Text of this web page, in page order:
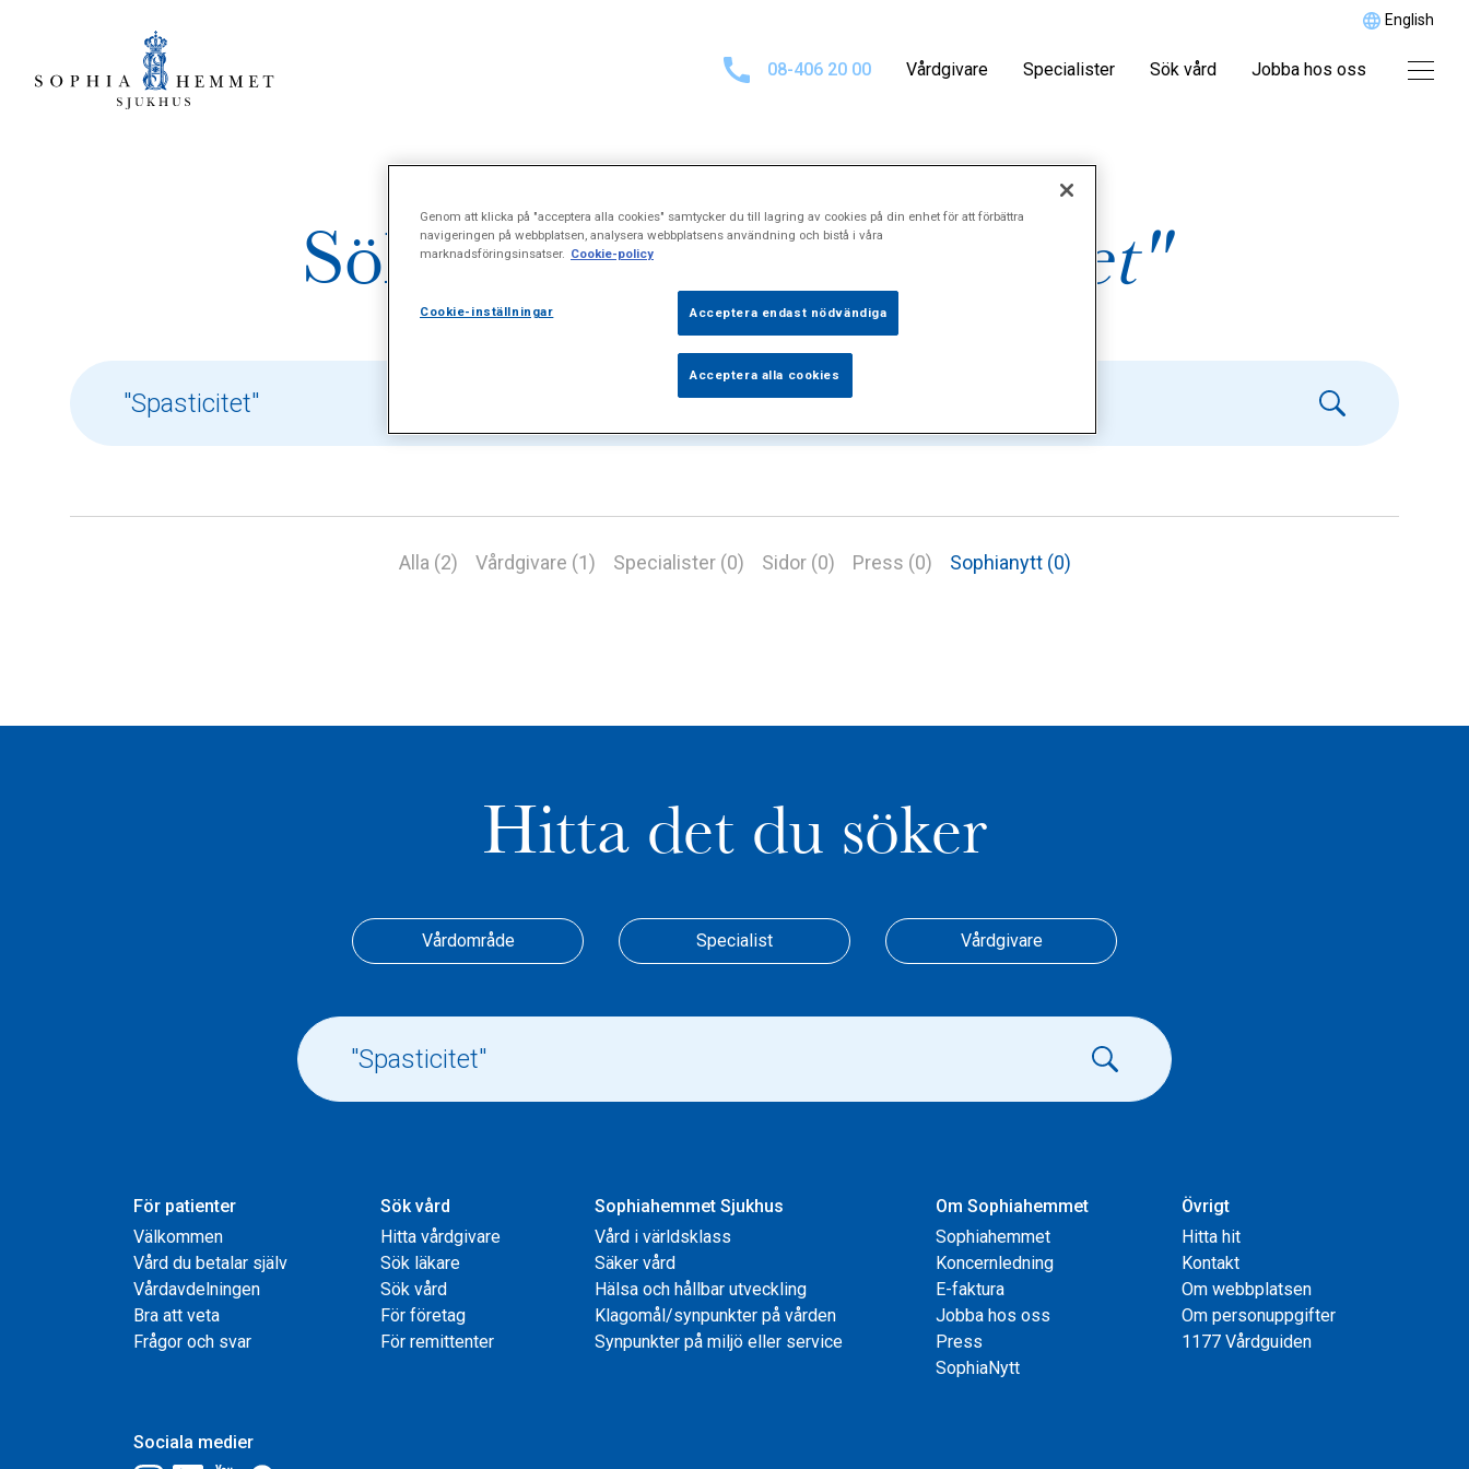
English
08-406 20 00 Vårdgivare Specialister Sök vård Jobba hos oss
Sökresultat för"Spasticitet"
Alla (2) Vårdgivare (1) Specialister (0) Sidor (0) Press (0) Sophianytt (0)
Hitta det du söker
Vårdområde Specialist Vårdgivare
För patienter
Välkommen
Vård du betalar själv
Vårdavdelningen
Bra att veta
Frågor och svar
Sök vård
Hitta vårdgivare
Sök läkare
Sök vård
För företag
För remittenter
Sophiahemmet Sjukhus
Vård i världsklass
Säker vård
Hälsa och hållbar utveckling
Klagomål/synpunkter på vården
Synpunkter på miljö eller service
Om Sophiahemmet
Sophiahemmet
Koncernledning
E-faktura
Jobba hos oss
Press
SophiaNytt
Övrigt
Hitta hit
Kontakt
Om webbplatsen
Om personuppgifter
1177 Vårdguiden
Sociala medier
Genom att klicka på "acceptera alla cookies" samtycker du till lagring av cookies på din enhet för att förbättra
navigeringen på webbplatsen, analysera webbplatsens användning och bistå i våra
marknadsföringsinsatser. Cookie-policy
Cookie-inställningar Acceptera endast nödvändiga
Acceptera alla cookies